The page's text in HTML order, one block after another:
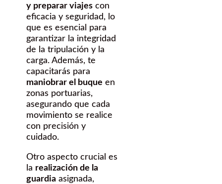
y preparar viajes con
eficacia y seguridad, lo
que es esencial para
garantizar la integridad
de la tripulación y la
carga. Además, te
capacitarás para
maniobrar el buque en
zonas portuarias,
asegurando que cada
movimiento se realice
con precisión y
cuidado.
Otro aspecto crucial es
la realización de la
guardia asignada,